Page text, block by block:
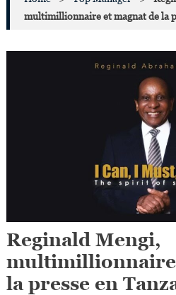
multimillionnaire et magnat de la
Reginald Mengi,
multimillionnaire
la presse en